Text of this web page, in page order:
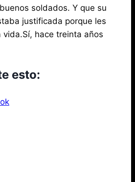
soldados. Y que su
justificada porque les
vida.Sí, hace treinta años
esto: